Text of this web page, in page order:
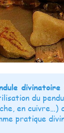
divinatoire
du
en
pratique